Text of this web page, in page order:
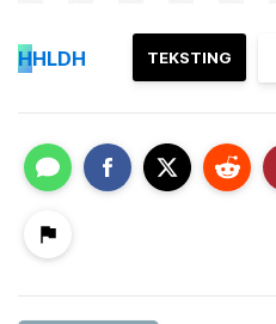
TEKSTING
HHLDH